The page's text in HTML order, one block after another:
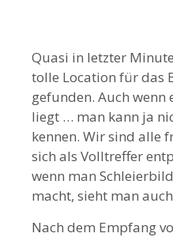
Quasi in letzter
tolle Location für das
gefunden. Auch wenn
liegt … man kann ja
kennen. Wir sind alle
sich als Volltreffer
wenn man
macht, sieht man
Nach dem Empfang